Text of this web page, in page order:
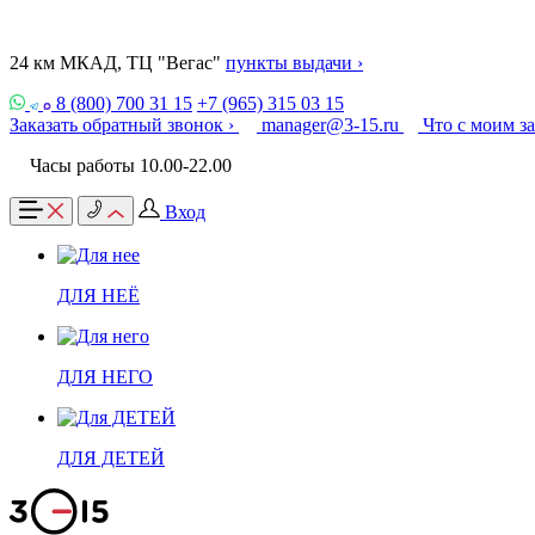
24 км МКАД, ТЦ "Вегас" пункты выдачи ›
8 (800) 700 31 15 +7 (965) 315 03 15
Заказать обратный звонок ›
manager@3-15.ru
Что с моим
Часы работы 10.00-22.00
Вход
ДЛЯ НЕЁ
ДЛЯ НЕГО
ДЛЯ ДЕТЕЙ